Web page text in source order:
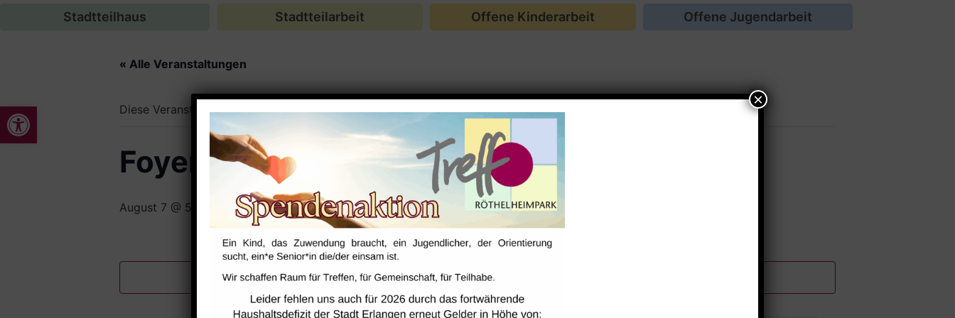
Werkzeugleiste öffnen
Stadtteilhaus Stadtteilarbeit Offene Kinderarbeit Offene Jugendarbeit
« Alle Veranstaltungen
Diese Veranstaltung hat bereits stattgefunden.
Foyer
August 7 @ 5:01
Zum Kalender hinzufügen